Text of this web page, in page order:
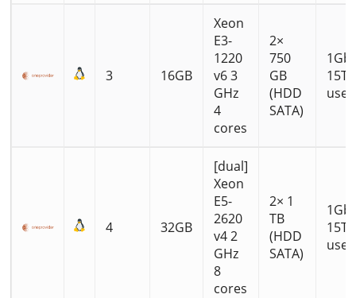
3 16GB
Xeon
E3-
1220
v6 3
GHz
4
cores
2×
750
GB
(HDD
SATA)
use
4 32GB
[dual]
Xeon
E5-
2620
v4 2
GHz
8
cores
2× 1
TB
(HDD
SATA)
use